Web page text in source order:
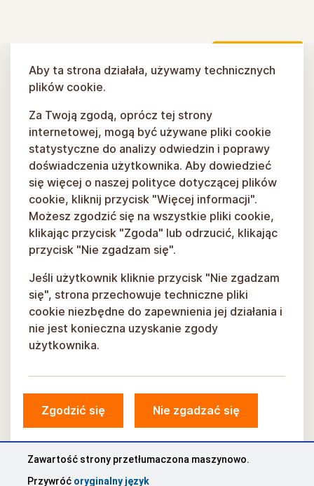
© Gmina Sigulda, 2026.
Opracowany przez COSMODROME
Aby ta strona działała, używamy technicznych
plików cookie.
Za Twoją zgodą, oprócz tej strony
internetowej, mogą być używane pliki cookie
statystyczne do analizy odwiedzin i poprawy
doświadczenia użytkownika. Aby dowiedzieć
się więcej o naszej polityce dotyczącej plików
cookie, kliknij przycisk "Więcej informacji".
Możesz zgodzić się na wszystkie pliki cookie,
klikając przycisk "Zgoda" lub odrzucić, klikając
przycisk "Nie zgadzam się".
Jeśli użytkownik kliknie przycisk "Nie zgadzam
się", strona przechowuje techniczne pliki
cookie niezbędne do zapewnienia jej działania i
nie jest konieczna uzyskanie zgody
użytkownika.
Zgodzić się Nie zgadzać się
Zawartość strony przetłumaczona maszynowo.
Przywróć oryginalny język